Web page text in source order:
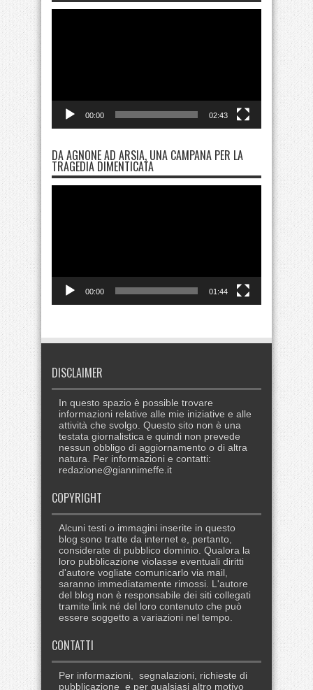
00:00 02:43
DA AGNONE AD ARSIA, UNA CAMPANA PER LA
TRAGEDIA DIMENTICATA
00:00 01:44
DISCLAIMER
In questo spazio è possible trovare
informazioni relative alle mie iniziative e alle
attività che svolgo. Questo sito non è una
testata giornalistica e quindi non prevede
nessun obbligo di aggiornamento o di altra
natura. Per informazioni e contatti:
redazione@giannimeffe.it
COPYRIGHT
Alcuni testi o immagini inserite in questo
blog sono tratte da internet e, pertanto,
considerate di pubblico dominio. Qualora la
loro pubblicazione violasse eventuali diritti
d'autore vogliate comunicarlo via mail,
saranno immediatamente rimossi. L'autore
del blog non è responsabile dei siti collegati
tramite link né del loro contenuto che può
essere soggetto a variazioni nel tempo.
CONTATTI
Per informazioni, segnalazioni, richieste di
pubblicazione e per qualsiasi altro motivo